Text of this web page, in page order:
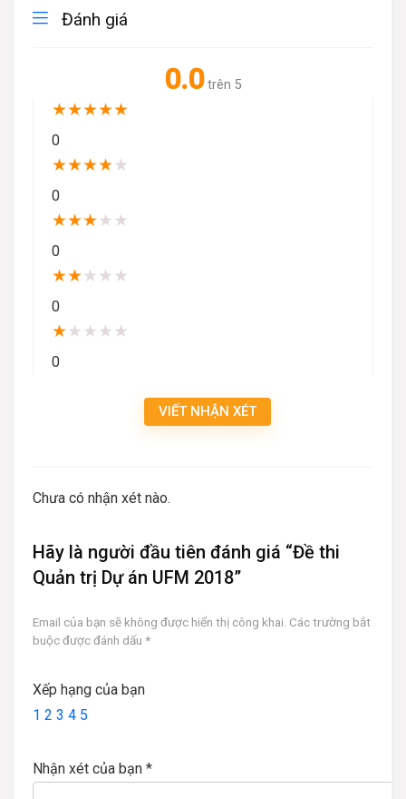
Đánh giá
0.0 trên 5
★★★★★
0
★★★★★
0
★★★★ ★
0
★★★ ★ ★
0
★★ ★ ★ ★
0
VIẾT NHẬN XÉT
Chưa có nhận xét nào.
Hãy là người đầu tiên đánh giá “Đề thi
Quản trị Dự án UFM 2018”
Email của bạn sẽ không được hiển thị công khai. Các trường bắt
buộc được đánh dấu *
Xếp hạng của bạn
1 2 3 4 5
Nhận xét của bạn *